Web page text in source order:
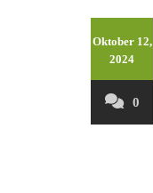
Oktober 12,
2024
0